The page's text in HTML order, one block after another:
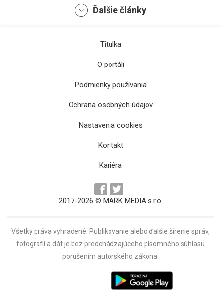
Bezpečnosť v Košiciach má zlepšiť vyšší
počet kamier, policajtom pri odhaľovaní
vandalizmu pomáha aj AI
Ďalšie články
Titulka
O portáli
Podmienky používania
Ochrana osobných údajov
Nastavenia cookies
Kontakt
Kariéra
2017-2026 © MARK MEDIA s.r.o.
Všetky práva vyhradené. Publikovanie alebo ďalšie šírenie správ,
fotografií a dát je bez predchádzajúceho písomného súhlasu
porušením autorského zákona.